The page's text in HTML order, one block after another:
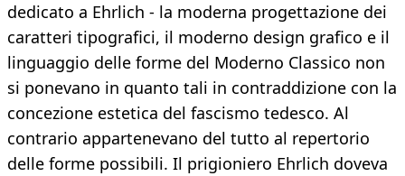
dedicato a Ehrlich - la moderna progettazione dei
caratteri tipografici, il moderno design grafico e il
linguaggio delle forme del Moderno Classico non
si ponevano in quanto tali in contraddizione con la
concezione estetica del fascismo tedesco. Al
contrario appartenevano del tutto al repertorio
delle forme possibili. Il prigioniero Ehrlich doveva